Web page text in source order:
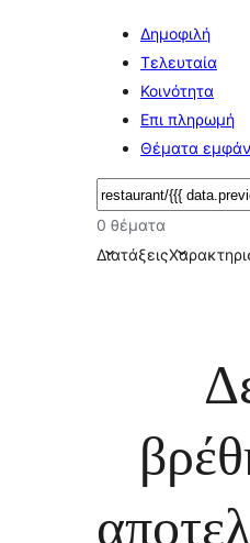
Δημοφιλή
Τελευταία
Κοινότητα
Επι πληρωμή
Θέματα
Αναζήτηση
0 θέματα
Διατάξεις